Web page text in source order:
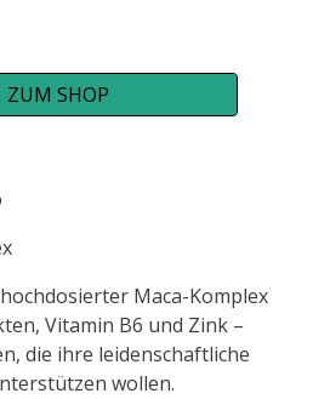
ZUM SHOP
Maca-Komplex
Vitamin B6 und Zink –
die ihre leidenschaftliche
wollen.